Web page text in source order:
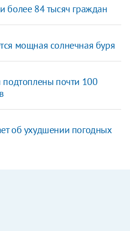
более 84 тысяч граждан
мощная солнечная буря
подтоплены почти 100
об ухудшении погодных